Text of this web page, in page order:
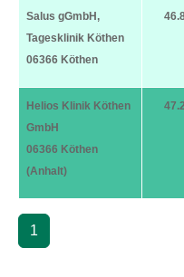
Salus gGmbH,
Tagesklinik Köthen
06366 Köthen
Helios Klinik Köthen
GmbH
06366 Köthen
(Anhalt)
1